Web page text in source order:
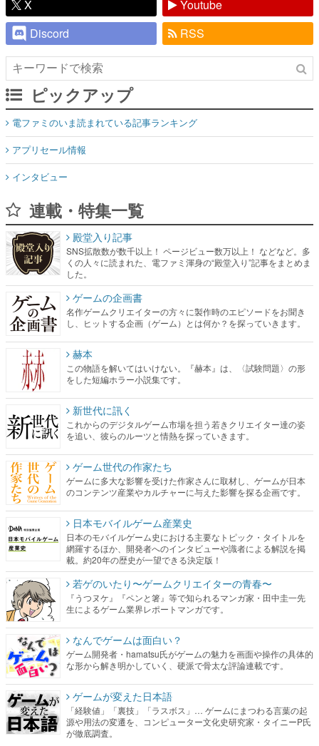
X
Youtube
Discord
RSS
ピックアップ
電ファミのいま読まれている記事ランキング
アプリセール情報
インタビュー
連載・特集一覧
殿堂入り記事
SNS拡散数が数千以上！ ページビュー数万以上！ などなど。多
くの人々に読まれた、電ファミ渾身の“殿堂入り”記事をまとめま
した。
ゲームの企画書
名作ゲームクリエイターの方々に製作時のエピソードをお聞き
し、ヒットする企画（ゲーム）とは何か？を探っていきます。
赫本
この物語を解いてはいけない。『赫本』は、〈試験問題〉の形
をした短編ホラー小説集です。
新世代に訊く
これからのデジタルゲーム市場を担う若きクリエイター達の姿
を追い、彼らのルーツと情熱を探っていきます。
ゲーム世代の作家たち
ゲームに多大な影響を受けた作家さんに取材し、ゲームが日本
のコンテンツ産業やカルチャーに与えた影響を探る企画です。
日本モバイルゲーム産業史
日本のモバイルゲーム史における主要なトピック・タイトルを
網羅するほか、開発者へのインタビューや識者による解説を掲
載。約20年の歴史が一望できる決定版！
若ゲのいたり〜ゲームクリエイターの青春〜
『うつヌケ』『ペンと箸』等で知られるマンガ家・田中圭一先
生によるゲーム業界レポートマンガです。
なんでゲームは面白い？
ゲーム開発者・hamatsu氏がゲームの魅力を画面や操作の具体的
な形から解き明かしていく、硬派で骨太な評論連載です。
ゲームが変えた日本語
「経験値」「裏技」「ラスボス」… ゲームにまつわる言葉の起
源や用法の変遷を、コンピューター文化史研究家・タイニーP氏
が徹底調査。